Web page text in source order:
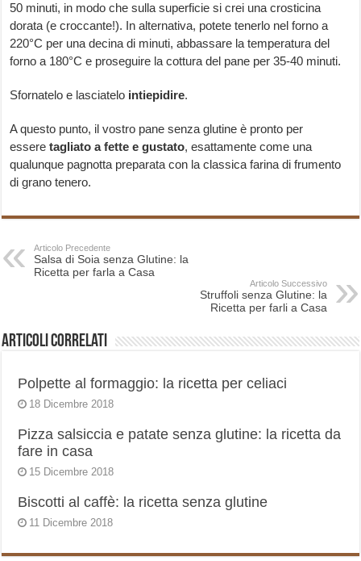
50 minuti, in modo che sulla superficie si crei una crosticina
dorata (e croccante!). In alternativa, potete tenerlo nel forno a
220°C per una decina di minuti, abbassare la temperatura del
forno a 180°C e proseguire la cottura del pane per 35-40 minuti.
Sfornatelo e lasciatelo intiepidire.
A questo punto, il vostro pane senza glutine è pronto per
essere tagliato a fette e gustato, esattamente come una
qualunque pagnotta preparata con la classica farina di frumento
di grano tenero.
Articolo Precedente
Salsa di Soia senza Glutine: la
Ricetta per farla a Casa
Articolo Successivo
Struffoli senza Glutine: la
Ricetta per farli a Casa
Articoli correlati
Polpette al formaggio: la ricetta per celiaci
18 Dicembre 2018
Pizza salsiccia e patate senza glutine: la ricetta da
fare in casa
15 Dicembre 2018
Biscotti al caffè: la ricetta senza glutine
11 Dicembre 2018